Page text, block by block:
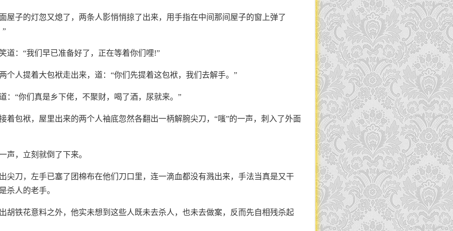
屋子的灯忽又熄了，两条人影悄悄掠了出来，用手指在中间那间屋子的窗上弹了
”
道：“我们早已准备好了，正在等着你们哩!”
个人提着大包袱走出来，道：“你们先提着这包袱，我们去解手。”
：“你们真是乡下佬，不聚财，喝了酒，尿就来。”
着包袱，屋里出来的两个人袖底忽然各翻出一柄解腕尖刀，“嗤”的一声，刺入了外面
声，立刻就倒了下来。
尖刀，左手已塞了团棉布在他们刀口里，连一滴血都没有溅出来，手法当真是又干
杀人的老手。
胡铁花意料之外，他实未想到这些人既未去杀人，也未去做案，反而先自相残杀起